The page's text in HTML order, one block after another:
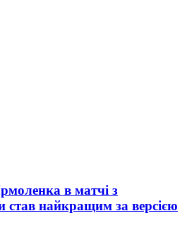
в матчі з
став найкращим за версією